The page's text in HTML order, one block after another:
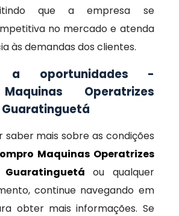
que a empresa se
no mercado e atenda
às demandas dos clientes.
a oportunidades -
Operatrizes
Guaratinguetá
saber mais sobre as condições
Maquinas Operatrizes
ou qualquer
continue navegando em
obter mais informações. Se